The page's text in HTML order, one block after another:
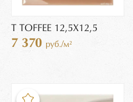
T TOFFEE 12,5X12,5
7 370 руб./м²